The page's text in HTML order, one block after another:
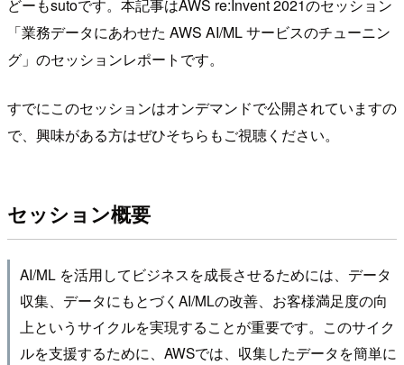
どーもsutoです。本記事はAWS re:Invent 2021のセッション
「業務データにあわせた AWS AI/ML サービスのチューニン
グ」のセッションレポートです。
すでにこのセッションはオンデマンドで公開されていますの
で、興味がある方はぜひそちらもご視聴ください。
セッション概要
AI/ML を活用してビジネスを成長させるためには、データ
収集、データにもとづくAI/MLの改善、お客様満足度の向
上というサイクルを実現することが重要です。このサイク
ルを支援するために、AWSでは、収集したデータを簡単に